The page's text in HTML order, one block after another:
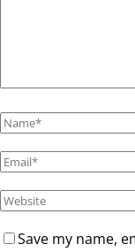
Save my name,